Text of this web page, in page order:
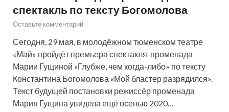
спектакль по тексту Богомолова
Оставьте комментарий
Сегодня, 29 мая, в молодёжном тюменском театре
«Май» пройдёт премьера спектакля-променада
Марии Гущиной «Глубже, чем когда-либо» по тексту
Константина Богомолова «Мой бластер разрядился».
Текст будущей постановки режиссёр променада
Мария Гущина увидела ещё осенью 2020…